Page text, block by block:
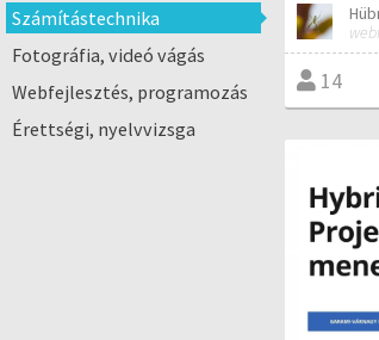
Számítástechnika
Fotográfia, videó vágás
Webfejlesztés, programozás
Érettségi, nyelvvizsga
14